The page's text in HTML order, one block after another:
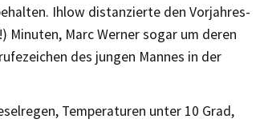
Ihlow distanzierte den Vorjahres-
Minuten, Marc Werner sogar um deren
des jungen Mannes in der
Temperaturen unter 10 Grad,